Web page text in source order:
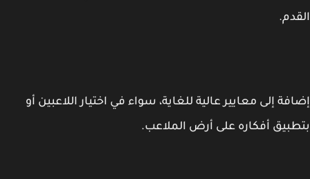
إلى معايير عالية للغاية، سواء في اختيار اللاعبين أو
أفكاره على أرض الملاعب.